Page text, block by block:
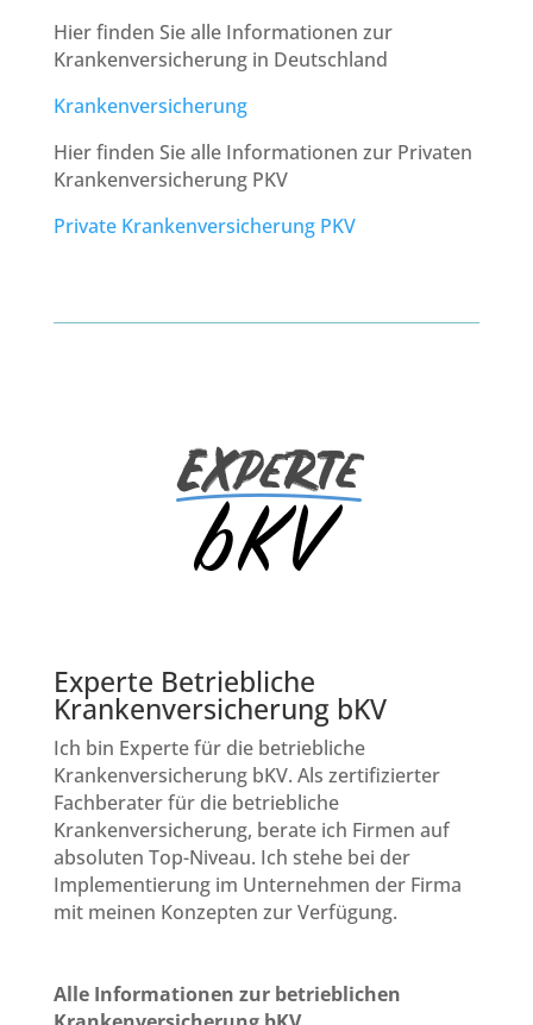
Hier finden Sie alle Informationen zur
Krankenversicherung in Deutschland
Krankenversicherung
Hier finden Sie alle Informationen zur Privaten
Krankenversicherung PKV
Private Krankenversicherung PKV
Experte Betriebliche
Krankenversicherung bKV
Ich bin Experte für die betriebliche
Krankenversicherung bKV. Als zertifizierter
Fachberater für die betriebliche
Krankenversicherung, berate ich Firmen auf
absoluten Top-Niveau. Ich stehe bei der
Implementierung im Unternehmen der Firma
mit meinen Konzepten zur Verfügung.
Alle Informationen zur betrieblichen